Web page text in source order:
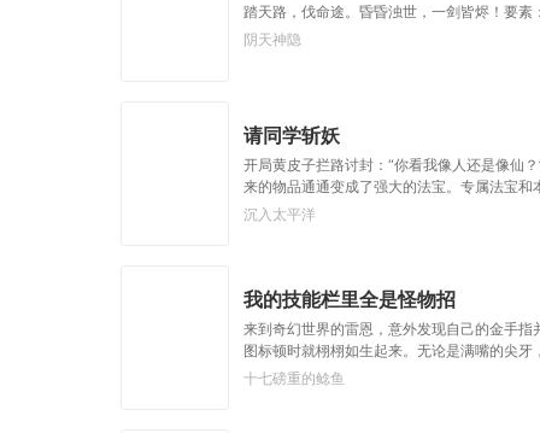
踏天路，伐命途。昏昏浊世，一剑皆烬！要
阴天神隐
请同学斩妖
开局黄皮子拦路讨封：“你看我像人还是像仙
来的物品通通变成了强大的法宝。专属法宝
邪不侵】【……】杀死妖怪就能得到经验，
沉入太平洋
我的技能栏里全是怪物招
来到奇幻世界的雷恩，意外发现自己的金手
图标顿时就栩栩如生起来。无论是满嘴的尖
实了一些，同时，小腹......“这.......”当他有些
十七磅重的鲶鱼